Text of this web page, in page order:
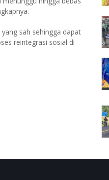
sah sehingga dapat
reintegrasi sosial di